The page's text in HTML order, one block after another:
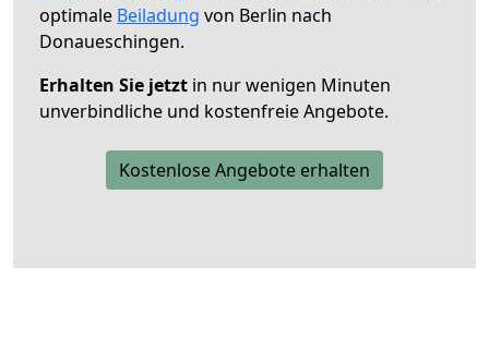
optimale Beiladung von Berlin nach
Donaueschingen.
Erhalten Sie jetzt in nur wenigen Minuten
unverbindliche und kostenfreie Angebote.
Kostenlose Angebote erhalten